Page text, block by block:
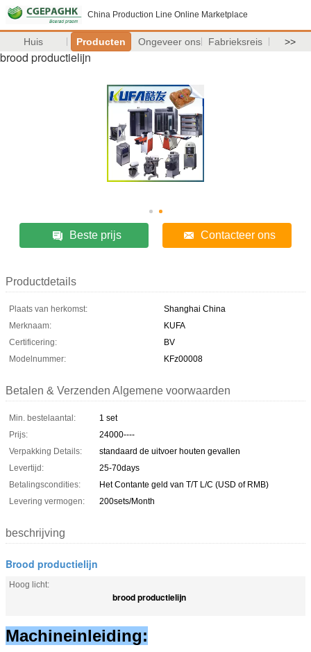
China Production Line Online Marketplace
Huis Producten Ongeveer ons Fabrieksreis >>
brood productielijn
Beste prijs Contacteer ons
Productdetails
Plaats van herkomst:
Shanghai China
Merknaam:
KUFA
Certificering:
BV
Modelnummer:
KFz00008
Betalen & Verzenden Algemene voorwaarden
Min. bestelaantal:
1 set
Prijs:
24000----
Verpakking Details:
standaard de uitvoer houten gevallen
Levertijd:
25-70days
Betalingscondities:
Het Contante geld van T/T L/C (USD of RMB)
Levering vermogen:
200sets/Month
beschrijving
Brood productielijn
Hoog licht:
brood productielijn
Machineinleiding: